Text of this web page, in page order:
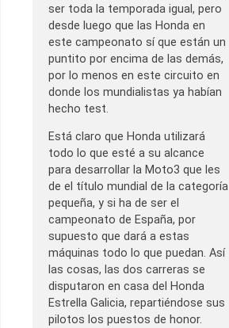
ser toda la temporada igual, pero
desde luego que las Honda en
este campeonato sí que están un
puntito por encima de las demás,
por lo menos en este circuito en
donde los mundialistas ya habían
hecho test.
Está claro que Honda utilizará
todo lo que esté a su alcance
para desarrollar la Moto3 que les
de el título mundial de la categoría
pequeña, y si ha de ser el
campeonato de España, por
supuesto que dará a estas
máquinas todo lo que puedan. Así
las cosas, las dos carreras se
disputaron en casa del Honda
Estrella Galicia, repartiéndose sus
pilotos los puestos de honor.